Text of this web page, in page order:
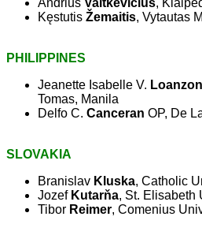
Kęstutis Žemaitis, Vytautas
PHILIPPINES
Jeanette Isabelle V. Loanzon
Tomas, Manila
Delfo C. Canceran OP, De
SLOVAKIA
Branislav Kluska, Catholic
Jozef Kutarňa, St. Elisabeth
Tibor Reimer, Comenius